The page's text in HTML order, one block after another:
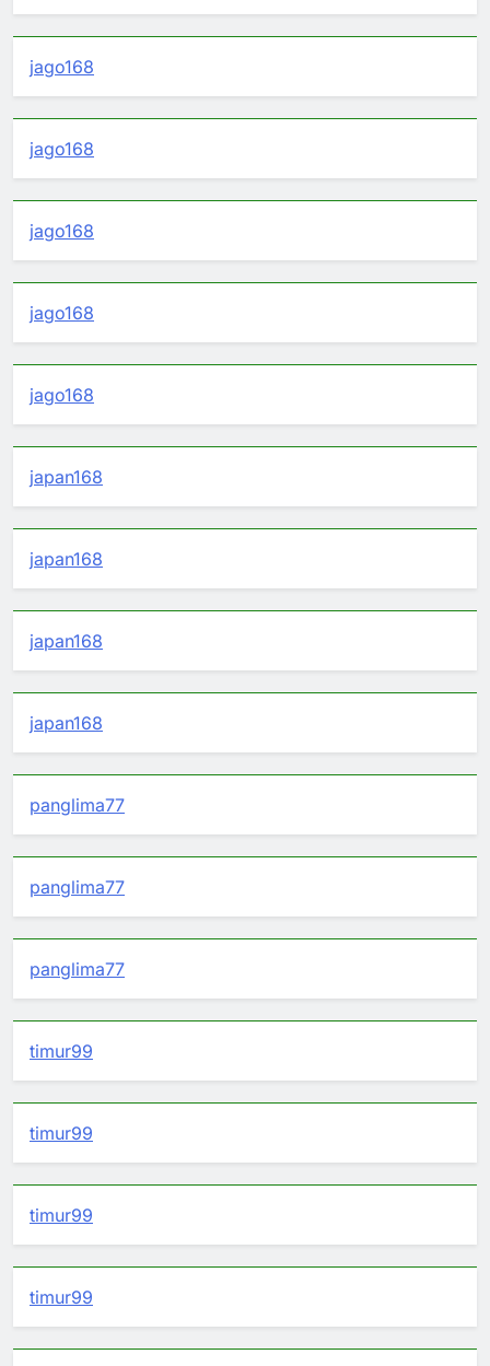
jago168
jago168
jago168
jago168
jago168
japan168
japan168
japan168
japan168
panglima77
panglima77
panglima77
timur99
timur99
timur99
timur99